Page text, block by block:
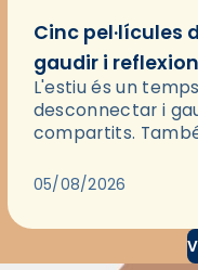
Cinc pel·lícules
gaudir i
L'estiu és un
desconnectar i
compartits.
través del cinema,
05/08/2026